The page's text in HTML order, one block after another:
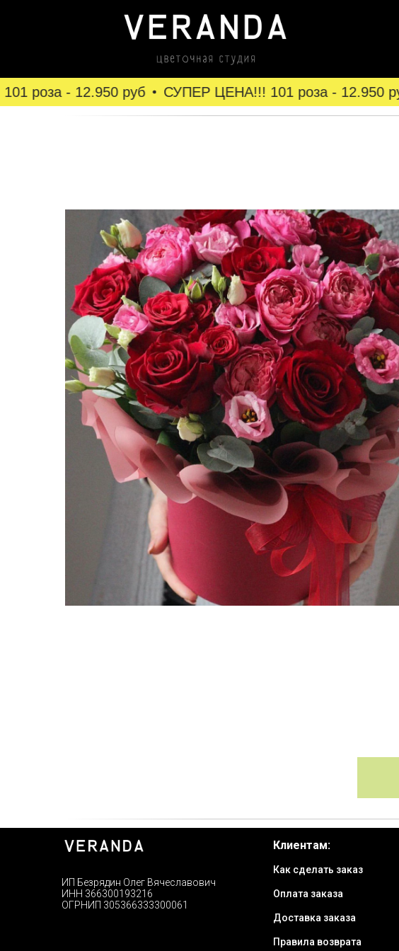
роза - 12.950 руб СУПЕР ЦЕНА!!! 101 роза - 12.950 руб
ИП Безрядин Олег Вячеславович
ИНН 366300193216
ОГРНИП 305366333300061
Клиентам:
Как сделать заказ
Оплата заказа
Доставка заказа
Правила возврата